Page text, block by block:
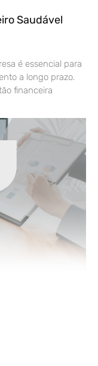
Saudável
é essencial para
a longo prazo.
financeira